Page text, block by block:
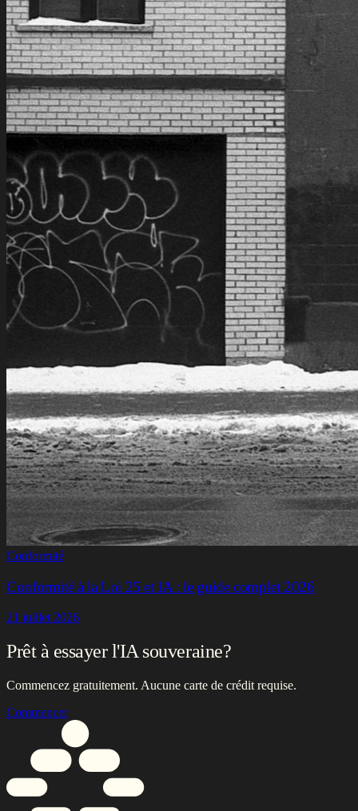
Conformité
Conformité à la Loi 25 et IA : le guide complet 2026
21 juillet 2026
Prêt à essayer l'IA souveraine?
Commencez gratuitement. Aucune carte de crédit requise.
Commencer